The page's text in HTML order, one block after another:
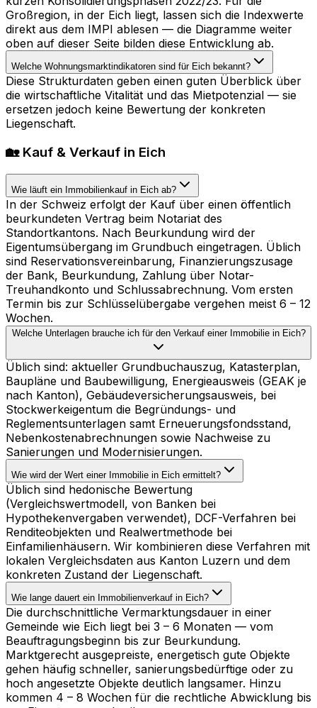
Großregion, in der Eich liegt, lassen sich die Indexwerte
direkt aus dem IMPI ablesen — die Diagramme weiter
oben auf dieser Seite bilden diese Entwicklung ab.
Welche Wohnungsmarktindikatoren sind für Eich bekannt?
Diese Strukturdaten geben einen guten Überblick über
die wirtschaftliche Vitalität und das Mietpotenzial — sie
ersetzen jedoch keine Bewertung der konkreten
Liegenschaft.
🏡 Kauf & Verkauf in Eich
Wie läuft ein Immobilienkauf in Eich ab?
In der Schweiz erfolgt der Kauf über einen öffentlich
beurkundeten Vertrag beim Notariat des
Standortkantons. Nach Beurkundung wird der
Eigentumsübergang im Grundbuch eingetragen. Üblich
sind Reservationsvereinbarung, Finanzierungszusage
der Bank, Beurkundung, Zahlung über Notar-
Treuhandkonto und Schlussabrechnung. Vom ersten
Termin bis zur Schlüsselübergabe vergehen meist 6 – 12
Wochen.
Welche Unterlagen brauche ich für den Verkauf einer Immobilie in Eich?
Üblich sind: aktueller Grundbuchauszug, Katasterplan,
Baupläne und Baubewilligung, Energieausweis (GEAK je
nach Kanton), Gebäudeversicherungsausweis, bei
Stockwerkeigentum die Begründungs- und
Reglementsunterlagen samt Erneuerungsfondsstand,
Nebenkostenabrechnungen sowie Nachweise zu
Sanierungen und Modernisierungen.
Wie wird der Wert einer Immobilie in Eich ermittelt?
Üblich sind hedonische Bewertung
(Vergleichswertmodell, von Banken bei
Hypothekenvergaben verwendet), DCF-Verfahren bei
Renditeobjekten und Realwertmethode bei
Einfamilienhäusern. Wir kombinieren diese Verfahren mit
lokalen Vergleichsdaten aus Kanton Luzern und dem
konkreten Zustand der Liegenschaft.
Wie lange dauert ein Immobilienverkauf in Eich?
Die durchschnittliche Vermarktungsdauer in einer
Gemeinde wie Eich liegt bei 3 – 6 Monaten — vom
Beauftragungsbeginn bis zur Beurkundung.
Marktgerecht ausgepreiste, energetisch gute Objekte
gehen häufig schneller, sanierungsbedürftige oder zu
hoch angesetzte Objekte deutlich langsamer. Hinzu
kommen 4 – 8 Wochen für die rechtliche Abwicklung bis